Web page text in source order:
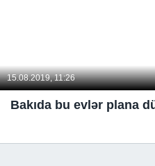
15.08.2019, 11:26
Bakıda bu evlər plana